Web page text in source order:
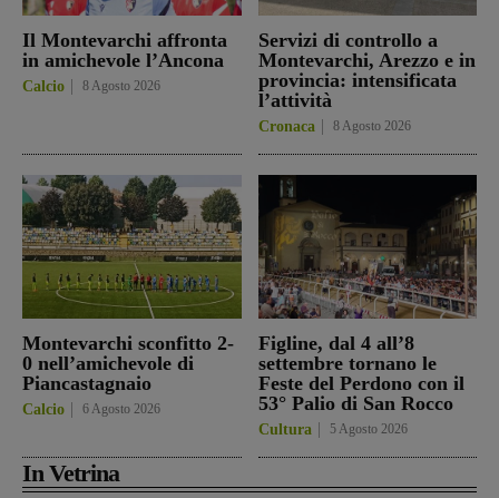
Il Montevarchi affronta
in amichevole l’Ancona
Calcio 8 Agosto 2026
Servizi di controllo a
Montevarchi, Arezzo e in
provincia: intensificata
l’attività
Cronaca 8 Agosto 2026
Montevarchi sconfitto 2-
0 nell’amichevole di
Piancastagnaio
Calcio 6 Agosto 2026
Figline, dal 4 all’8
settembre tornano le
Feste del Perdono con il
53° Palio di San Rocco
Cultura 5 Agosto 2026
In Vetrina